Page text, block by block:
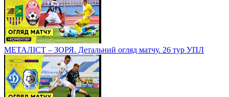
МЕТАЛІСТ – ЗОРЯ. Детальний огляд матчу. 26 тур УПЛ